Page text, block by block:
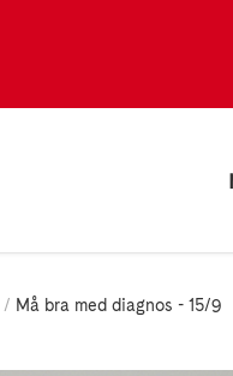
Må bra med diagnos - 15/9